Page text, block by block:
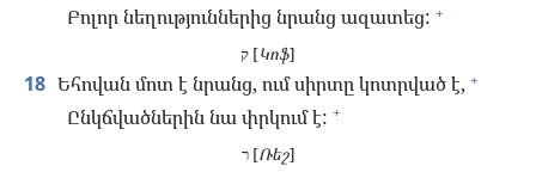
Բոլոր նեղություններից նրանց ազատեց: +
ק [Կոֆ]
18 Եհովան մոտ է նրանց, ում սիրտը կոտրված է, +
Ընկճվածներին նա փրկում է: +
ר [Ռեշ]